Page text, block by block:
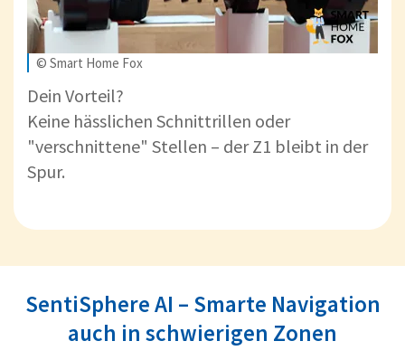
© Smart Home Fox
Dein Vorteil?
Keine hässlichen Schnittrillen oder
"verschnittene" Stellen – der Z1 bleibt in der
Spur.
SentiSphere AI – Smarte Navigation
auch in schwierigen Zonen